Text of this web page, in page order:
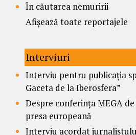
În căutarea nemuririi
Afișează toate reportajele
Interviuri
Interviu pentru publicația
Gaceta de la Iberosfera”
Despre conferința MEGA
presa europeană
Interviu acordat